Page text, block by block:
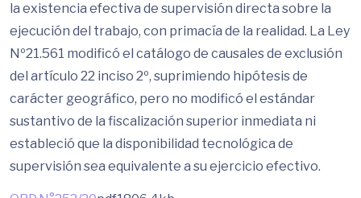
la existencia efectiva de supervisión directa sobre la
ejecución del trabajo, con primacía de la realidad. La Ley
Nº21.561 modificó el catálogo de causales de exclusión
del artículo 22 inciso 2º, suprimiendo hipótesis de
carácter geográfico, pero no modificó el estándar
sustantivo de la fiscalización superior inmediata ni
estableció que la disponibilidad tecnológica de
supervisión sea equivalente a su ejercicio efectivo.